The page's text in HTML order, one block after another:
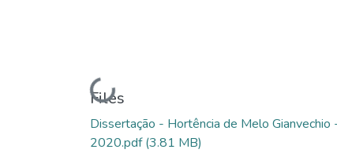
Loading...
Files
Dissertação - Hortência de Melo Gianvechio
2020.pdf(3.81 MB)